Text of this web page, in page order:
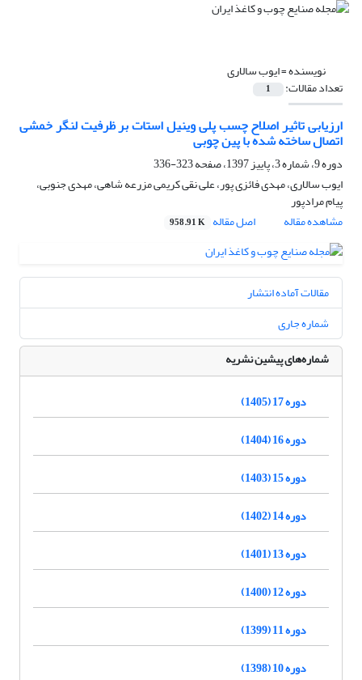
نویسنده =ایوب سالاری
تعداد مقالات: 1
ارزیابی تاثیر اصلاح چسب پلی وینیل استات بر ظرفیت لنگر خمشی
اتصال‌ ساخته شده با پین چوبی
دوره 9، شماره 3، پاییز 1397، صفحه
323-336
ایوب سالاری، مهدی فائزی پور، علی نقی کریمی مزرعه شاهی، مهدی جنوبی،
پیام مرادپور
مشاهده مقاله
اصل مقاله 958.91 K
مقالات آماده انتشار
شماره جاری
شماره‌های پیشین نشریه
دوره 17 (1405)
دوره 16 (1404)
دوره 15 (1403)
دوره 14 (1402)
دوره 13 (1401)
دوره 12 (1400)
دوره 11 (1399)
دوره 10 (1398)